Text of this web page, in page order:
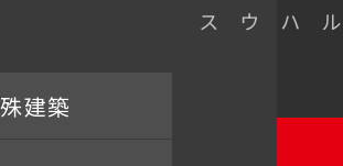
モデルハウス
建築